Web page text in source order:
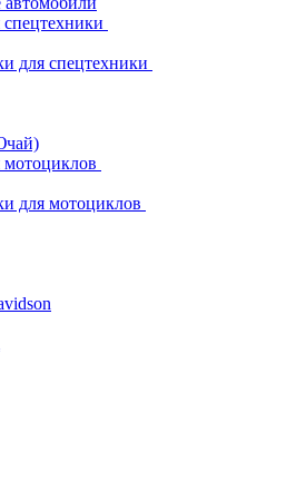
для спецтехники
для мотоциклов